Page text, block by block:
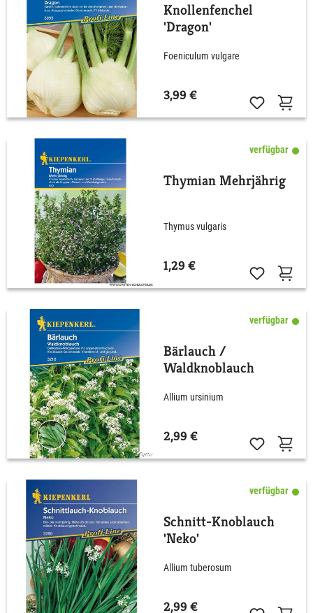
Knollenfenchel
'Dragon'
Foeniculum vulgare
3,99 €
verfügbar
Thymian Mehrjährig
Thymus vulgaris
1,29 €
verfügbar
Bärlauch /
Waldknoblauch
Allium ursinium
2,99 €
verfügbar
Schnitt-Knoblauch
'Neko'
Allium tuberosum
2,99 €